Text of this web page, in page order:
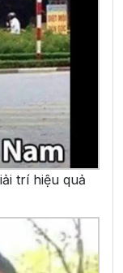
trí hiệu quả